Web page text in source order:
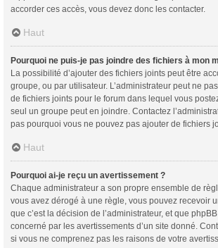
accorder ces accès, vous devez donc les contacter.
Haut
Pourquoi ne puis-je pas joindre des fichiers à mon
La possibilité d’ajouter des fichiers joints peut être
groupe, ou par utilisateur. L’administrateur peut ne
de fichiers joints pour le forum dans lequel vous
seul un groupe peut en joindre. Contactez
pas pourquoi vous ne pouvez pas ajouter de fichiers
Haut
Pourquoi ai-je reçu un avertissement ?
Chaque administrateur a son propre ensemble de
vous avez dérogé à une règle, vous pouvez recevoir
que c’est la décision de l’administrateur, et que
concerné par les avertissements d’un site donné.
si vous ne comprenez pas les raisons de votre